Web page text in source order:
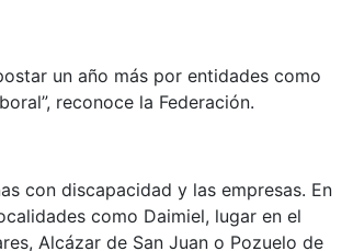
un año más por entidades como
reconoce la Federación.
con discapacidad y las empresas. En
como Daimiel, lugar en el
Alcázar de San Juan o Pozuelo de